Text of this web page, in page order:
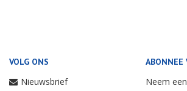
VOLG ONS
Nieuwsbrief
ABONNEE
Neem